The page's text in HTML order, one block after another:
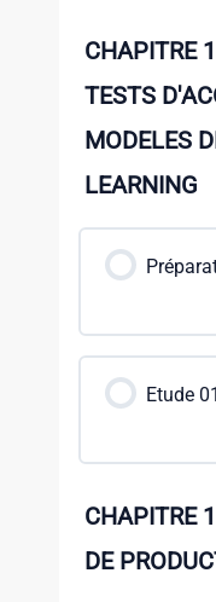
CHAPITRE
TESTS
MODELES
LEARNING
Etude 01
CHAPITRE
DE